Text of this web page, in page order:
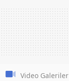
Video Galeriler